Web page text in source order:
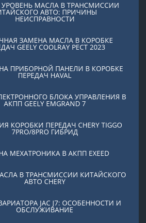
МАСЛА В ТРАНСМИССИИ
АВТО: ПРИЧИНЫ
НЕИСПРАВНОСТИ
ЗАМЕНА МАСЛА В КОРОБКЕ
GEELY COOLRAY PЕСТ 2023
ПРИБОРНОЙ ПАНЕЛИ В КОРОБКЕ
ПЕРЕДАЧ HAVAL
БЛОКА УПРАВЛЕНИЯ В
АКПП GEELY EMGRAND 7
КОРОБКИ ПЕРЕДАЧ CHERY TIGGO
7PRO/8PRO ГИБРИД
МЕХАТРОНИКА В АКПП EXEED
В ТРАНСМИССИИ КИТАЙСКОГО
АВТО CHERY
JAC J7: ОСОБЕННОСТИ И
ОБСЛУЖИВАНИЕ